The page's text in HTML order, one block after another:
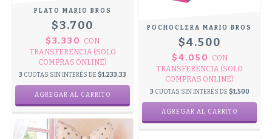
PLATO MARIO BROS
$3.700
$3.330
CON
TRANSFERENCIA (SOLO
COMPRAS ONLINE)
3 CUOTAS SIN INTERÉS DE $1.233,33
POCHOCLERA MARIO BROS
$4.500
$4.050
CON
TRANSFERENCIA (SOLO
COMPRAS ONLINE)
3 CUOTAS SIN INTERÉS DE $1.500